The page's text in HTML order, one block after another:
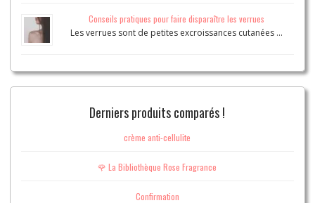
Conseils pratiques pour faire disparaître les verrues
Les verrues sont de petites excroissances cutanées …
Derniers produits comparés !
crème anti-cellulite
🌹 La Bibliothèque Rose Fragrance
Confirmation